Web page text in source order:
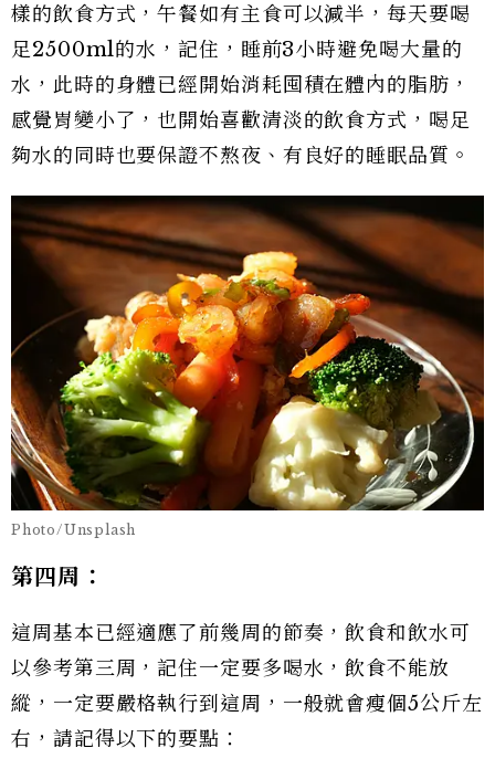
樣的飲食方式，午餐如有主食可以減半，每天要喝
足2500ml的水，記住，睡前3小時避免喝大量的
水，此時的身體已經開始消耗囤積在體內的脂肪，
感覺胃變小了，也開始喜歡清淡的飲食方式，喝足
夠水的同時也要保證不熬夜、有良好的睡眠品質。
Photo/Unsplash
第四周：
這周基本已經適應了前幾周的節奏，飲食和飲水可
以參考第三周，記住一定要多喝水，飲食不能放
縱，一定要嚴格執行到這周，一般就會瘦個5公斤左
右，請記得以下的要點：